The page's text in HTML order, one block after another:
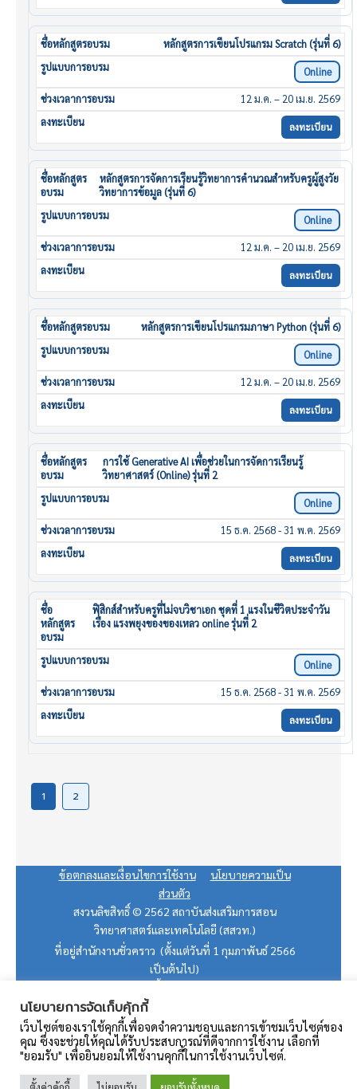
หลักสูตรการเขียนโปรแกรม Scratch (รุ่นที่ 6)
Online
12 ม.ค. – 20 เม.ย. 2569
ลงทะเบียน
หลักสูตรการจัดการเรียนรู้วิทยาการคำนวณสำหรับครูผู้สูงวัย
วิทยาการข้อมูล (รุ่นที่ 6)
Online
12 ม.ค. – 20 เม.ย. 2569
ลงทะเบียน
หลักสูตรการเขียนโปรแกรมภาษา Python (รุ่นที่ 6)
Online
12 ม.ค. – 20 เม.ย. 2569
ลงทะเบียน
การใช้ Generative AI เพื่อช่วยในการจัดการเรียนรู้
วิทยาศาสตร์ (Online) รุ่นที่ 2
Online
15 ธ.ค. 2568 - 31 พ.ค. 2569
ลงทะเบียน
ฟิสิกส์สำหรับครูที่ไม่จบวิชาเอก ชุดที่ 1 แรงในชีวิตประจำวัน
เรื่อง แรงพยุงของของเหลว online รุ่นที่ 2
Online
15 ธ.ค. 2568 - 31 พ.ค. 2569
ลงทะเบียน
1 2
ข้อตกลงและเงื่อนไขการใช้งาน
นโยบายความเป็น
ส่วนตัว
สงวนลิขสิทธิ์ © 2562 สถาบันส่งเสริมการสอน
วิทยาศาสตร์และเทคโนโลยี (สสวท.)
ที่อยู่สำนักงานชั่วคราว (ตั้งแต่วันที่ 1 กุมภาพันธ์ 2566
เป็นต้นไป)
พญาไท เขตราชเทวี กรุงเทพฯ 10400
อีเมล: teacherpd@ipst.ac.th (บริการในวันเวลา
ราชการ)
นโยบายการจัดเก็บคุ้กกี้
เว็บไซต์ของเราใช้คุกกี้เพื่อจดจำความชอบและการเข้าชมเว็บไซต์ของ
คุณ ซึ่งจะช่วยให้คุณได้รับประสบการณ์ที่ดีจากการใช้งาน เลือกที่
"ยอมรับ" เพื่อยินยอมให้ใช้งานคุกกี้ในการใช้งานเว็บไซต์.